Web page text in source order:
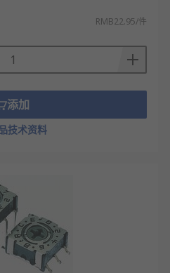
：DIP开关通常体积较
接暴露在电路板上，
如镊子）拨动，适合生
；面板式等其他拨码开
捷，适合用户日常按需
无需软件编程，参数设
应速度快。
插封装，能高效集成在
装空间。
置可直接判断开关状
RMB22.95/件
添加
技术资料